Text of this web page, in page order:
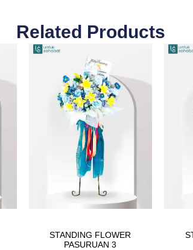
Related Products
STANDING FLOWER
PASURUAN 3